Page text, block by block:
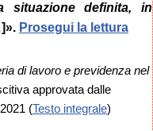
situazione definita, in
Prosegui la lettura
di lavoro e previdenza nel
approvata dalle
(Testo integrale)